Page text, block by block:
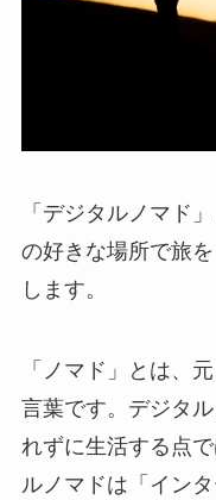
「デジタルノマド
の好きな場所で旅
します。
「ノマド」とは、
言葉です。デジタ
れずに生活する点
ルノマドは「イン